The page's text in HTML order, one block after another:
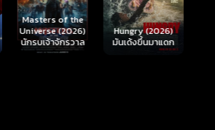
Hungry (2026)
มันเด้งขึ้นมาแดก
Ready or Not 2:
Here I Come
(2026) เกมพร้อม
ตาย 2